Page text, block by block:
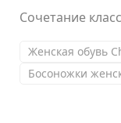
Сочетание
Женская обувь
Босоножки